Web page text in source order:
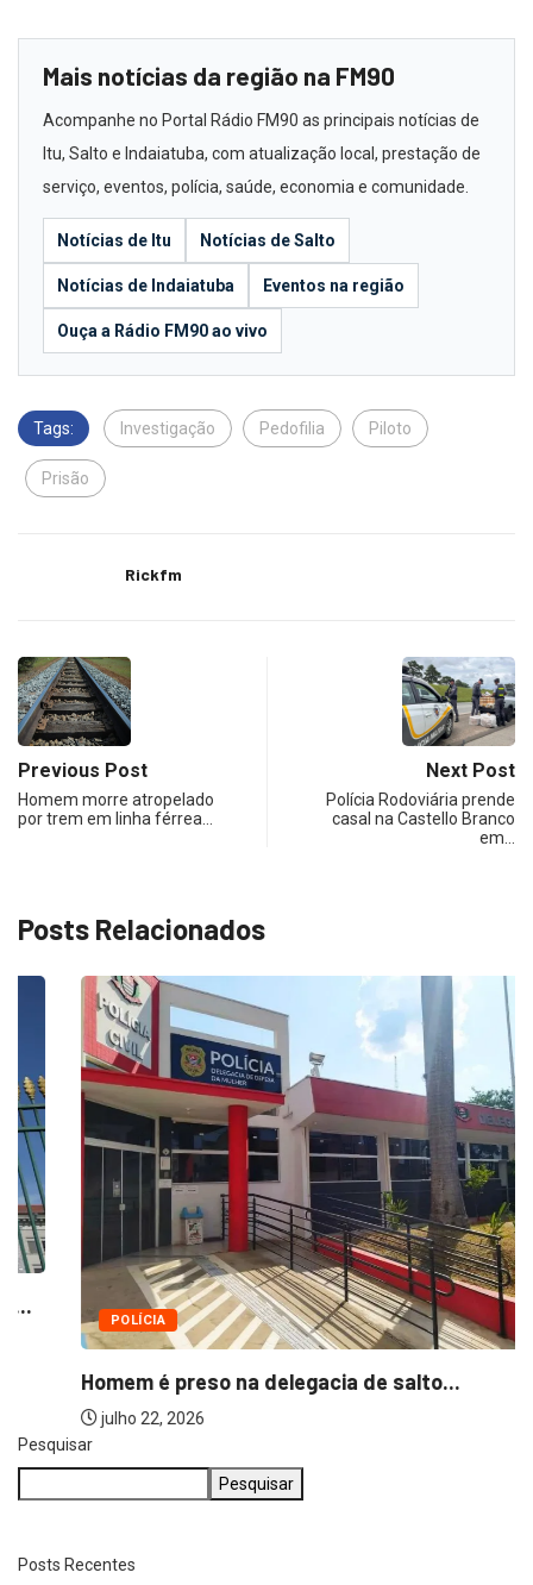
Mais notícias da região na FM90
Acompanhe no Portal Rádio FM90 as principais notícias de
Itu, Salto e Indaiatuba, com atualização local, prestação de
serviço, eventos, polícia, saúde, economia e comunidade.
Notícias de Itu Notícias de Salto
Notícias de Indaiatuba Eventos na região
Ouça a Rádio FM90 ao vivo
Tags: Investigação Pedofilia Piloto
Prisão
Rickfm
Previous Post
Homem morre atropelado
por trem em linha férrea…
Next Post
Polícia Rodoviária prende
casal na Castello Branco
em…
Posts Relacionados
POLÍCIA
Homem é preso na delegacia de salto...
julho 22, 2026
Pesquisar
Pesquisar
Posts Recentes